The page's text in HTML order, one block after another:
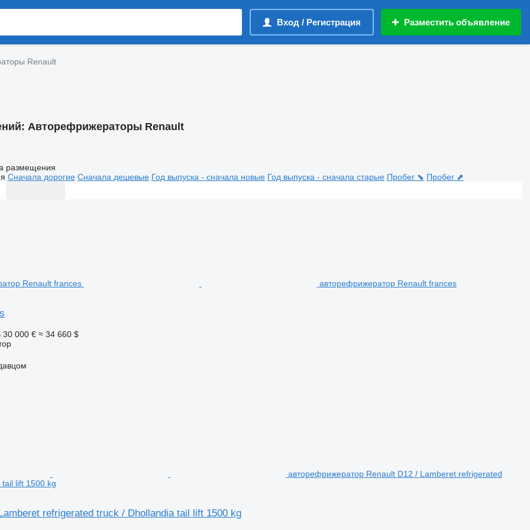
Вход / Регистрация Разместить объявление
Renault
Авторефрижераторы Renault
размещения
Сначала дорогие Сначала дешевые Год выпуска - сначала новые Год выпуска - сначала старые Пробег ⬊ Пробег ⬈
авторефрижератор Renault frances
30 000 € ≈ 34 660 $
авторефрижератор Renault D12 / Lamberet refrigerated
lift 1500 kg
refrigerated truck / Dhollandia tail lift 1500 kg